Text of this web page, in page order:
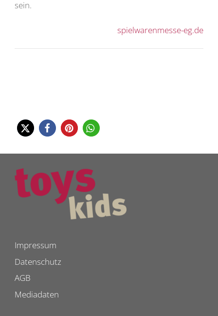
sein.
spielwarenmesse-eg.de
Impressum
Datenschutz
AGB
Mediadaten